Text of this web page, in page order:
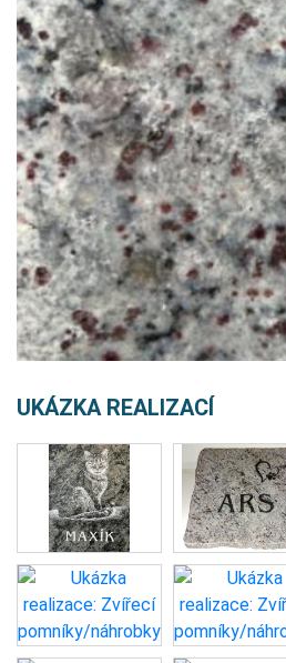
UKÁZKA REALIZACÍ